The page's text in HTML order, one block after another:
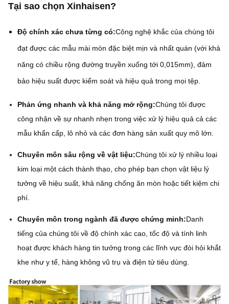
Tại sao chọn Xinhaisen?
Độ chính xác chưa từng có:Công nghệ khắc của chúng tôi
đạt được các mẫu mài mòn đặc biệt mịn và nhất quán (với khả
năng có chiều rộng đường truyền xuống tới 0,015mm), đảm
bảo hiệu suất được kiểm soát và hiệu quả trong mọi tệp.
Phản ứng nhanh và khả năng mở rộng:Chúng tôi được
công nhận về sự nhanh nhẹn trong việc xử lý hiệu quả cả các
mẫu khẩn cấp, lô nhỏ và các đơn hàng sản xuất quy mô lớn.
Chuyên môn sâu rộng về vật liệu:Chúng tôi xử lý nhiều loại
kim loại một cách thành thạo, cho phép bạn chọn vật liệu lý
tưởng về hiệu suất, khả năng chống ăn mòn hoặc tiết kiệm chi
phí.
Chuyên môn trong ngành đã được chứng minh:Danh
tiếng của chúng tôi về độ chính xác cao, tốc độ và tính linh
hoạt được khách hàng tin tưởng trong các lĩnh vực đòi hỏi khắt
khe như y tế, hàng không vũ trụ và điện tử tiêu dùng.